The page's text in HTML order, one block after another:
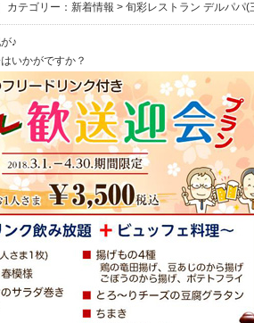
カテゴリー： 新着情報 > 旬彩レストラン デルパパ
♪
いかがですか？